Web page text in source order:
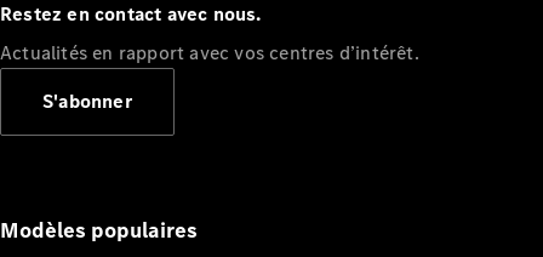
Tous les
Vito
Vito
Fourgon
Configurez
votre
Restez en contact avec nous.
Actualités en rapport avec vos centres d’intérêt.
S'abonner
Modèles populaires